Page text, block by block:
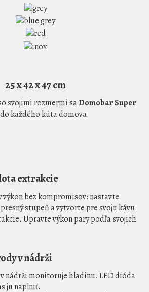
25 x 42 x 47 cm
svojimi rozmermi saDomobar Super
každého kúta domova.
extrakcie
výkon bez kompromisov: nastavte
stupeň a vytvorte pre svoju kávu
Upravte výkon pary podľa svojich
v nádrži
nádrži monitoruje hladinu. LED dióda
ju naplniť.